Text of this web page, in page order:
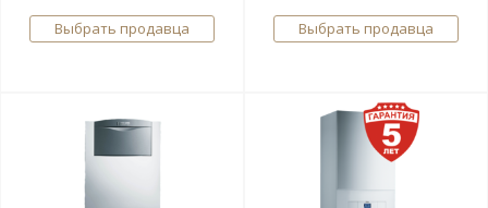
Выбрать продавца Выбрать продавца